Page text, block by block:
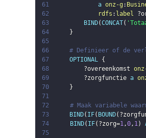
61
a onz-g :
62
rdfs : label
63
BIND(CONCAT(
64
}
65
66
# Definieer of de
67
OPTIONAL {
68
?overeenkomst
69
?zorgfunctie a
70
}
71
72
# Maak variabele
73
BIND( IF( BOUND(
74
BIND( IF( ?zorg=1,0, 1)
75